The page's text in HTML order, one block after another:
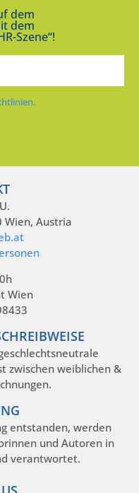
dem
dem
Szene“!
Wien, Austria
Wien
zwischen weiblichen &
entstanden, werden
und Autoren in
verantwortet.